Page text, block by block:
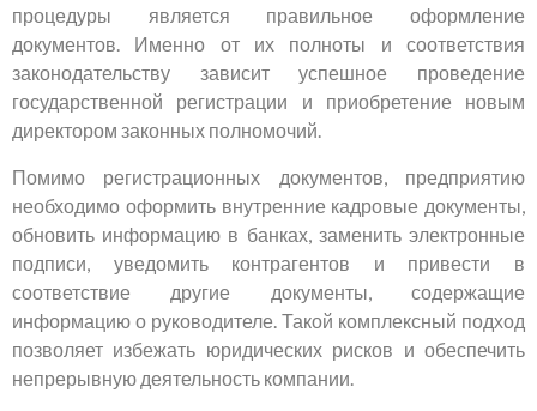
процедуры является правильное оформление
документов. Именно от их полноты и соответствия
законодательству зависит успешное проведение
государственной регистрации и приобретение новым
директором законных полномочий.
Помимо регистрационных документов, предприятию
необходимо оформить внутренние кадровые документы,
обновить информацию в банках, заменить электронные
подписи, уведомить контрагентов и привести в
соответствие другие документы, содержащие
информацию о руководителе. Такой комплексный подход
позволяет избежать юридических рисков и обеспечить
непрерывную деятельность компании.